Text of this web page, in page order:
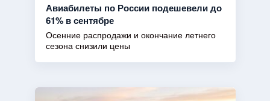
Авиабилеты по России подешевели до
61% в сентябре
Осенние распродажи и окончание летнего
сезона снизили цены